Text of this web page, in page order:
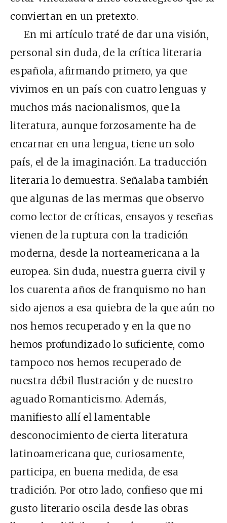
conviertan en un pretexto.
En mi artículo traté de dar una visión,
personal sin duda, de la crítica literaria
española, afirmando primero, ya que
vivimos en un país con cuatro lenguas y
muchos más nacionalismos, que la
literatura, aunque forzosamente ha de
encarnar en una lengua, tiene un solo
país, el de la imaginación. La traducción
literaria lo demuestra. Señalaba también
que algunas de las mermas que observo
como lector de críticas, ensayos y reseñas
vienen de la ruptura con la tradición
moderna, desde la norteamericana a la
europea. Sin duda, nuestra guerra civil y
los cuarenta años de franquismo no han
sido ajenos a esa quiebra de la que aún no
nos hemos recuperado y en la que no
hemos profundizado lo suficiente, como
tampoco nos hemos recuperado de
nuestra débil Ilustración y de nuestro
aguado Romanticismo. Además,
manifiesto allí el lamentable
desconocimiento de cierta literatura
latinoamericana que, curiosamente,
participa, en buena medida, de esa
tradición. Por otro lado, confieso que mi
gusto literario oscila desde las obras